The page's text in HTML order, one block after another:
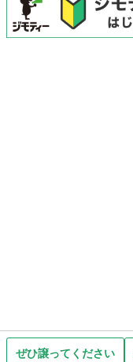
ぜひ譲ってください